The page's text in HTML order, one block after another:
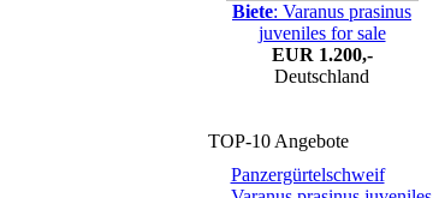
Biete: Varanus prasinus
juveniles for sale
EUR 1.200,-
Deutschland
TOP-10 Angebote
Panzergürtelschweif